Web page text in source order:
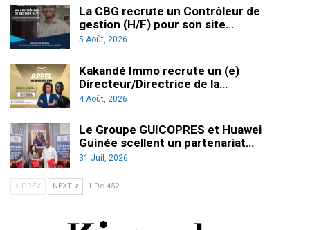
La CBG recrute un Contrôleur de
gestion (H/F) pour son site…
5 Août, 2026
Kakandé Immo recrute un (e)
Directeur/Directrice de la…
4 Août, 2026
Le Groupe GUICOPRES et Huawei
Guinée scellent un partenariat…
31 Juil, 2026
PREV NEXT 1 De 452